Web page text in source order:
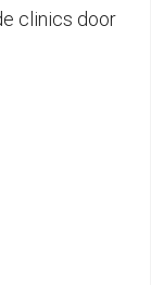
clinics door